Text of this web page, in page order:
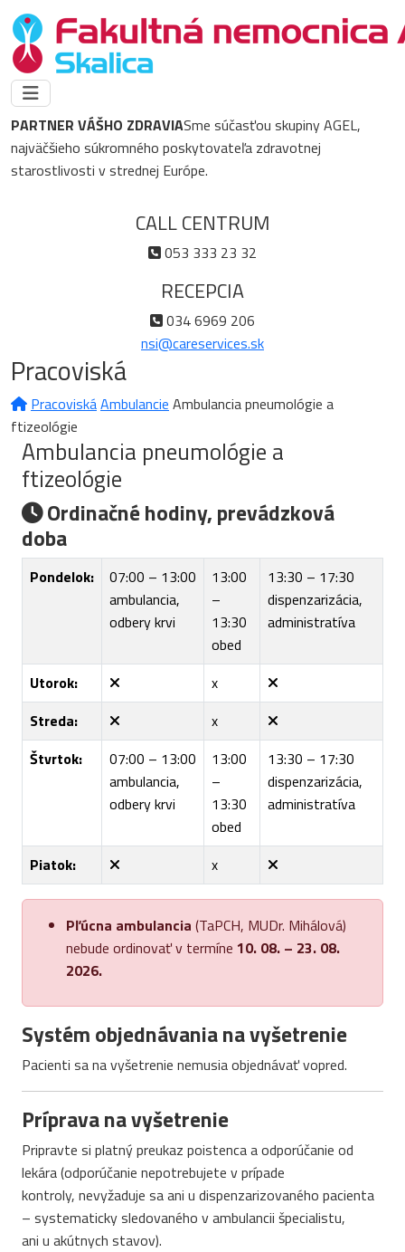
PARTNER VÁŠHO ZDRAVIASme súčasťou skupiny AGEL,
najväčšieho súkromného poskytovateľa zdravotnej
starostlivosti v strednej Európe.
CALL CENTRUM
053 333 23 32
RECEPCIA
034 6969 206
nsi@careservices.sk
Pracoviská
PracoviskáAmbulancie Ambulancia pneumológie a
ftizeológie
Ambulancia pneumológie a
ftizeológie
Ordinačné hodiny, prevádzková
doba
Pondelok:
07:00 – 13:00
ambulancia,
odbery krvi
13:00
–
13:30
obed
13:30 – 17:30
dispenzarizácia,
administratíva
Utorok:
x
Streda:
x
Štvrtok:
07:00 – 13:00
ambulancia,
odbery krvi
13:00
–
13:30
obed
13:30 – 17:30
dispenzarizácia,
administratíva
Piatok: x
Pľúcna ambulancia (TaPCH, MUDr. Mihálová)
nebude ordinovať v termíne 10. 08. – 23. 08.
2026.
Systém objednávania na vyšetrenie
Pacienti sa na vyšetrenie nemusia objednávať vopred.
Príprava na vyšetrenie
Pripravte si platný preukaz poistenca a odporúčanie od
lekára (odporúčanie nepotrebujete v prípade
kontroly, nevyžaduje sa ani u dispenzarizovaného pacienta
– systematicky sledovaného v ambulancii špecialistu,
ani u akútnych stavov).